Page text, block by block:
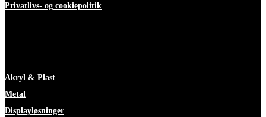
Privatlivs- og cookiepolitik
Akryl & Plast
Metal
Displayløsninger